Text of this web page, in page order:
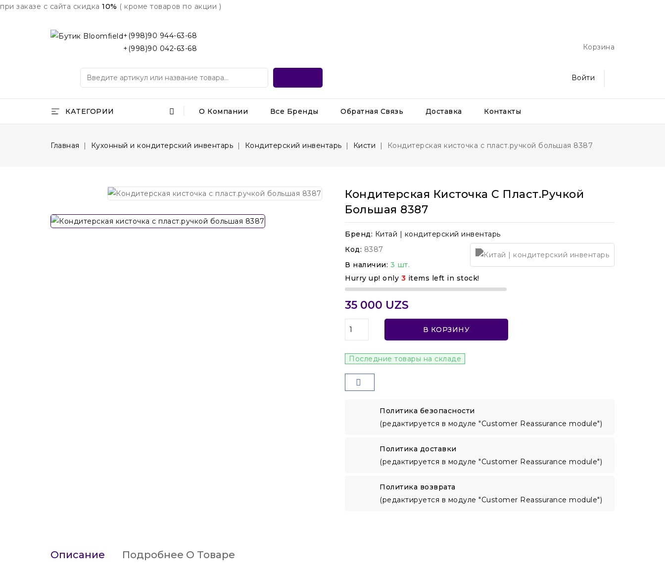
при заказе с сайта скидка 10% ( кроме товаров по акции )
Корзина
+(998)90 944-63-68
+(998)90 042-63-68
Войти
КАТЕГОРИИ О Компании Все Бренды Обратная Связь Доставка Контакты
Главная Кухонный и кондитерский инвентарь Кондитерский инвентарь Кисти Кондитерская кисточка с пласт.ручкой большая 8387
Кондитерская Кисточка С Пласт.ручкой
Большая 8387
Бренд: Китай | кондитерский инвентарь
Код: 8387
В наличии: 3 шт.
Hurry up! only 3 items left in stock!
35 000 UZS
В КОРЗИНУ
Последние товары на складе
Политика безопасности
(редактируется в модуле "Customer Reassurance module")
Политика доставки
(редактируется в модуле "Customer Reassurance module")
Политика возврата
(редактируется в модуле "Customer Reassurance module")
Описание Подробнее О Товаре